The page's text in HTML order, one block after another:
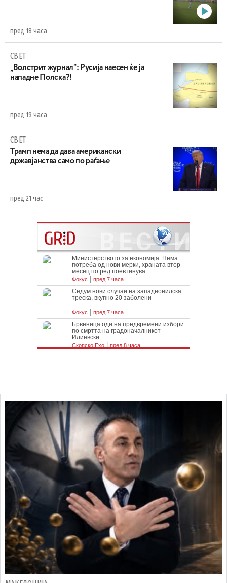
пред 18 часа
СВЕТ
„Волстрит журнал“: Русија наесен ќе ја
нападне Полска?!
пред 19 часа
СВЕТ
Трамп нема да дава американски
државјанства само по раѓање
пред 21 час